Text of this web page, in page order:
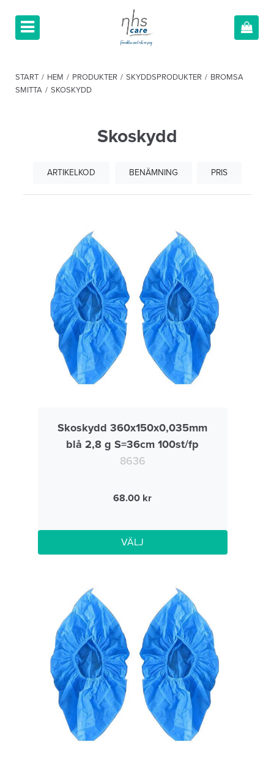
START / HEM / PRODUKTER / SKYDDSPRODUKTER / BROMSA
SMITTA / SKOSKYDD
Skoskydd
ARTIKELKOD BENÄMNING PRIS
Skoskydd 360x150x0,035mm
blå 2,8 g S=36cm 100st/fp
8636
68.00
VÄLJ